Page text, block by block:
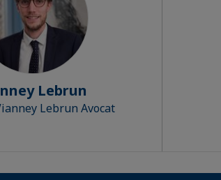
Lebrun
Lebrun Avocat